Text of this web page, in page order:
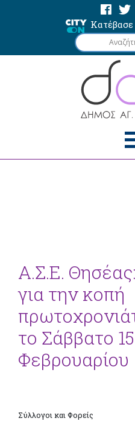
Α.Σ.Ε.
για την κοπή
το Σάββατο 15
Φεβρουαρίου
Σύλλογοι και Φορείς